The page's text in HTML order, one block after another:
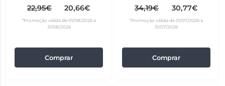
22,95€ 20,66€
*Promoção válida de 01/08/2026 a
31/08/2026
Comprar
AP+M 400 ml + Cicaplast
Baume B5+ 40 ml
34,19€ 30,77€
*Promoção válida de 01/07/2026 a
31/07/2026
Comprar